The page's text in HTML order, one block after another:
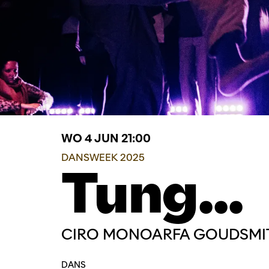
Tung...
CIRO MONOARFA
DANSWEEK 2025
WO 4 JUN 21:00
DANS